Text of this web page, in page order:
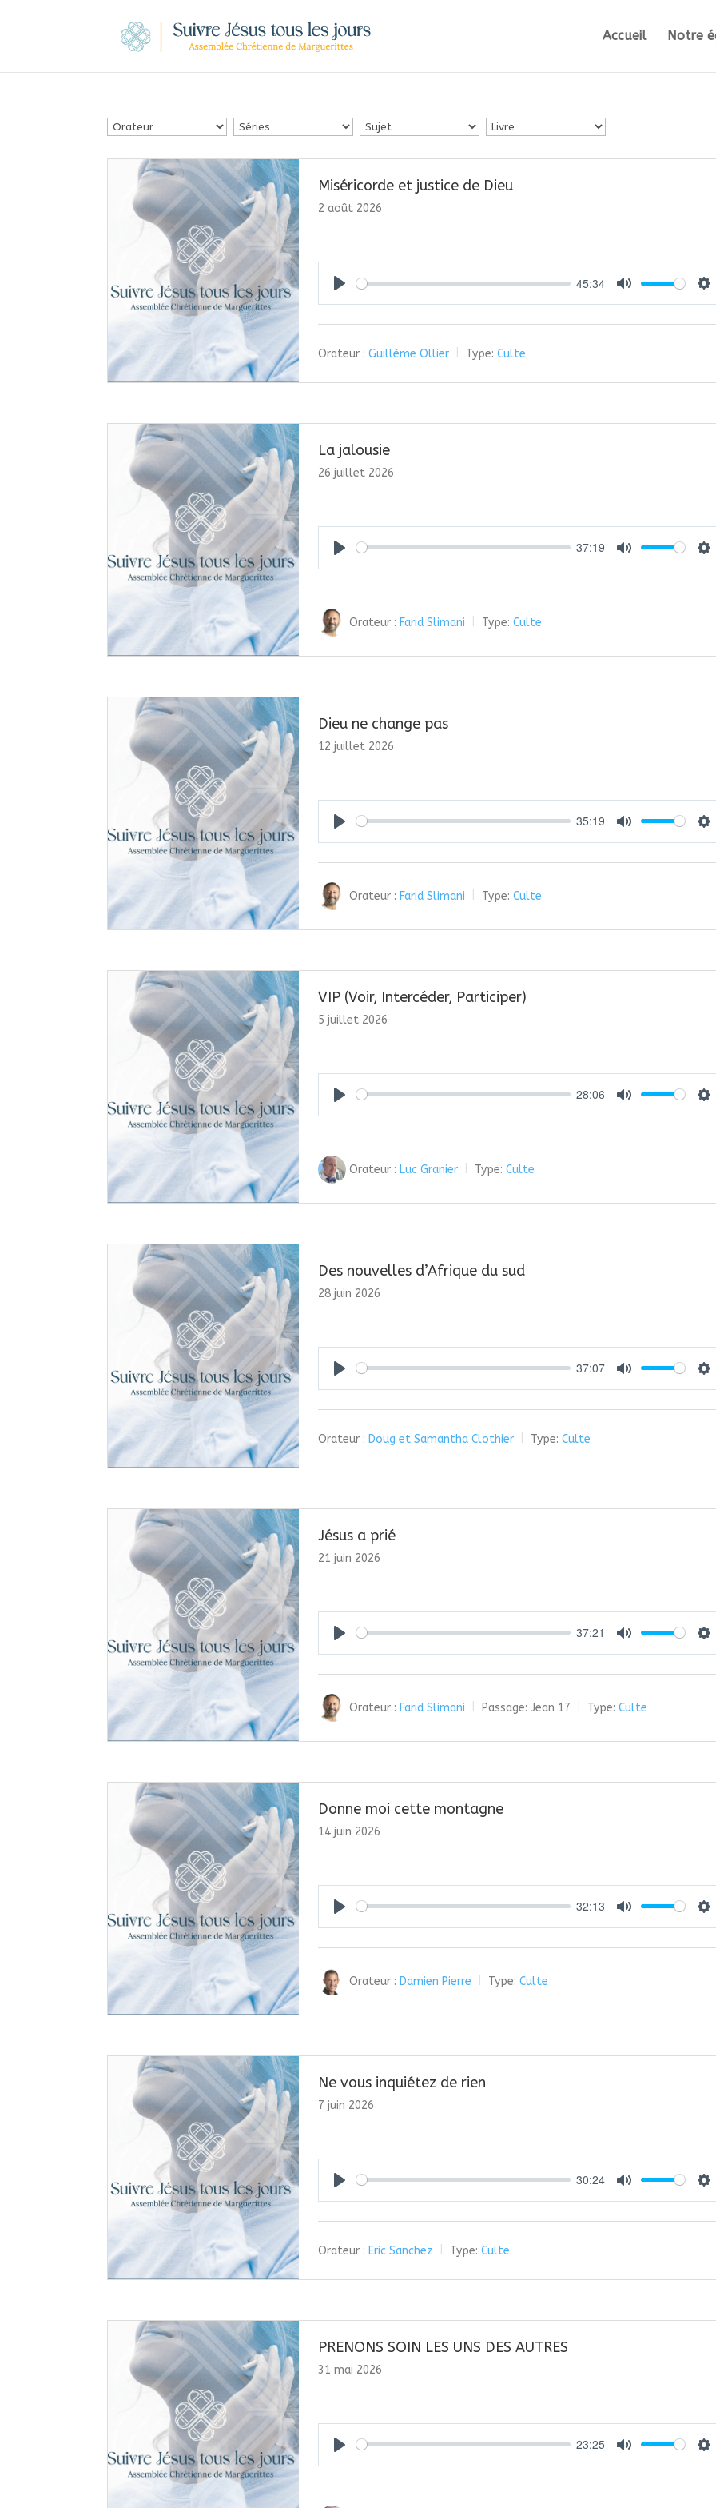
Accueil Notre
Miséricorde et justice de Dieu
2 août 2026
45:34
Orateur : Guillème Ollier Type: Culte
La jalousie
26 juillet 2026
37:19
Orateur : Farid Slimani Type: Culte
Dieu ne change pas
12 juillet 2026
35:19
Orateur : Farid Slimani Type: Culte
VIP (Voir, Intercéder, Participer)
5 juillet 2026
28:06
Orateur : Luc Granier Type: Culte
Des nouvelles d’Afrique du sud
28 juin 2026
37:07
Orateur : Doug et Samantha Clothier Type: Culte
Jésus a prié
21 juin 2026
37:21
Orateur : Farid Slimani Passage: Jean 17 Type: Culte
Donne moi cette montagne
14 juin 2026
32:13
Orateur : Damien Pierre Type: Culte
Ne vous inquiétez de rien
7 juin 2026
30:24
Orateur : Eric Sanchez Type: Culte
PRENONS SOIN LES UNS DES AUTRES
31 mai 2026
23:25